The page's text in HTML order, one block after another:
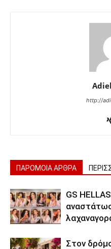
http://
ΠΑΡΟΜΟΙΑ ΑΡΘΡΑ
GS
Στον